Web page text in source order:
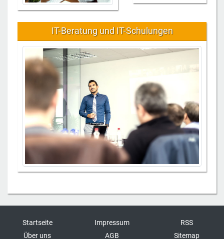
IT-Beratung und IT-Schulungen
Startseite
Über uns
Impressum
AGB
RSS
Sitemap